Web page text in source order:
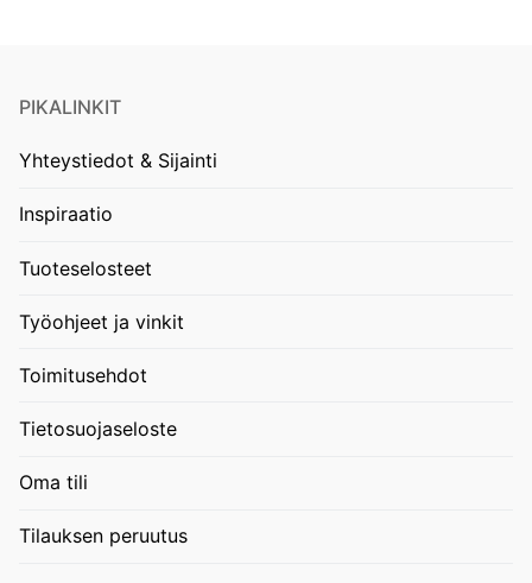
PIKALINKIT
Yhteystiedot & Sijainti
Inspiraatio
Tuoteselosteet
Työohjeet ja vinkit
Toimitusehdot
Tietosuojaseloste
Oma tili
Tilauksen peruutus